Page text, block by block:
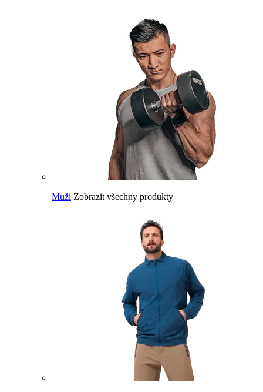
Muži Zobrazit všechny produkty